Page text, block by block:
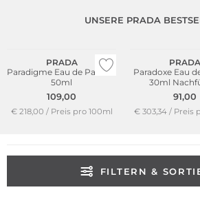
UNSERE PRADA
PRADA
Paradigme Eau de Parfum
50ml
109,00
€ 218,00 / Preis pro 100ml
PRADA
Paradoxe Eau
30ml
91,00
€ 303,34 / Preis
FILTERN &